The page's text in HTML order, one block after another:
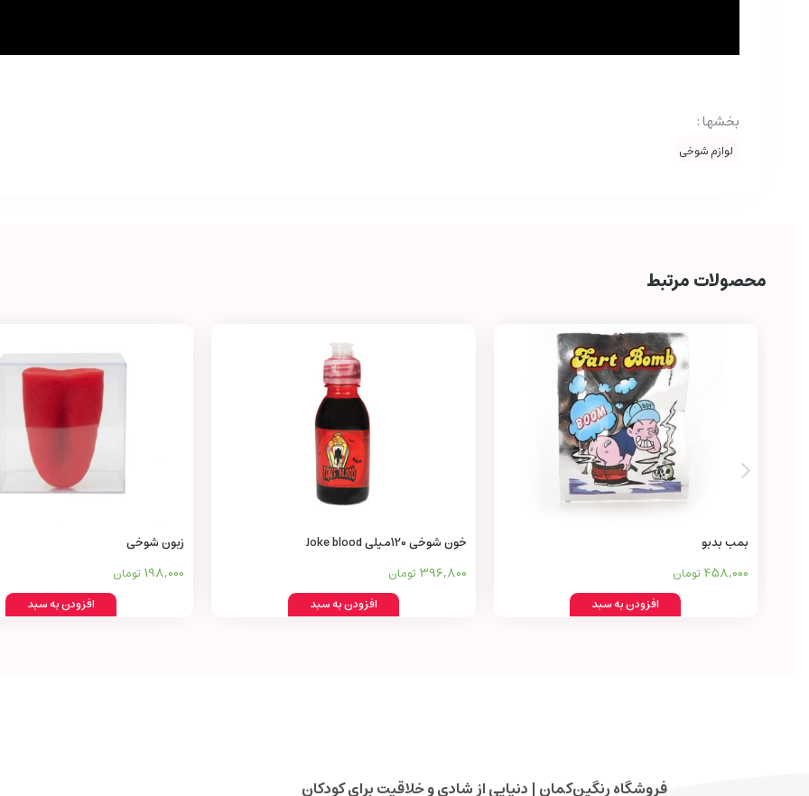
بخشها :
لوازم شوخی
محصولات مرتبط
بمب بدبو
458,000تومان
افزودن به سبد
خون شوخی 120میلی Joke blood
396,800 تومان
افزودن به سبد
زبون شوخی
198,000تومان
افزودن به سبد
فروشگاه رنگین‌کمان | دنیایی از شادی و خلاقیت برای کودکان